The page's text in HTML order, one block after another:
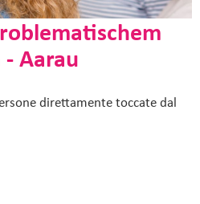
Aarau
direttamente toccate dal